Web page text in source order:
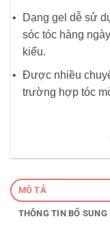
Dạng gel dễ sử
sóc tóc hàng
kiểu.
Được nhiều
trường hợp tóc
MÔ TẢ
THÔNG TIN BỔ SUNG